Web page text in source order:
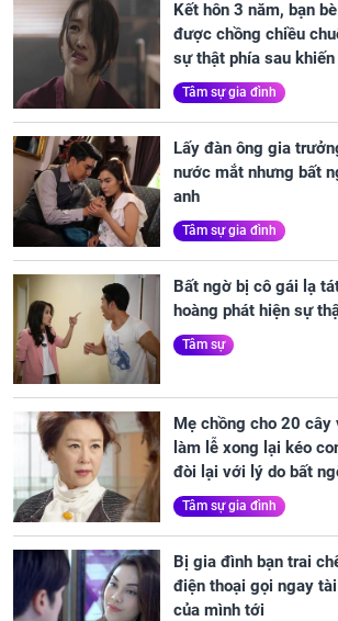
Kết hôn 3 năm, bạn
được chồng chiều
sự thật phía sau
Tâm sự gia đình
Lấy đàn ông gia
nước mắt nhưng bất
anh
Tâm sự gia đình
Bất ngờ bị cô gái lạ
hoàng phát hiện sự
Tâm sự
Mẹ chồng cho 20 cây
làm lễ xong lại kéo
đòi lại với lý do bất
Tâm sự gia đình
Bị gia đình bạn trai
điện thoại gọi ngay
của mình tới